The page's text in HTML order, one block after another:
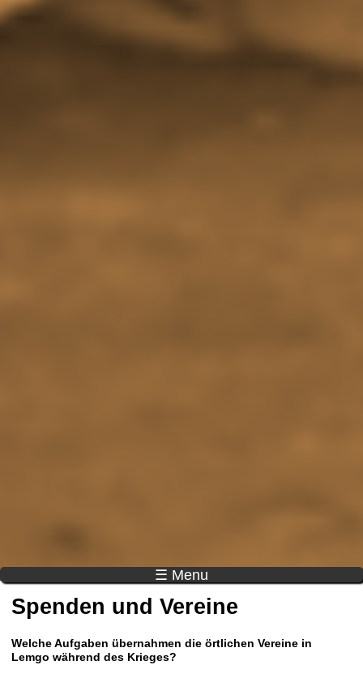
☰ Menu
Spenden und Vereine
Welche Aufgaben übernahmen die örtlichen Vereine in
Lemgo während des Krieges?